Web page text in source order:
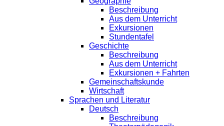
Beschreibung
Aus dem Unterricht
Exkursionen
Stundentafel
Geschichte
Beschreibung
Aus dem Unterricht
Exkursionen + Fahrten
Gemeinschaftskunde
Wirtschaft
Sprachen und Literatur
Deutsch
Beschreibung